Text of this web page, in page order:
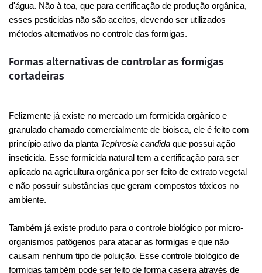
d'água. Não à toa, que para certificação de produção orgânica,
esses pesticidas não são aceitos, devendo ser utilizados
métodos alternativos no controle das formigas.
Formas alternativas de controlar as formigas
cortadeiras
Felizmente já existe no mercado um formicida orgânico e
granulado chamado comercialmente de bioisca, ele é feito com
princípio ativo da planta Tephrosia candida que possui ação
inseticida. Esse formicida natural tem a certificação para ser
aplicado na agricultura orgânica por ser feito de extrato vegetal
e não possuir substâncias que geram compostos tóxicos no
ambiente.
Também já existe produto para o controle biológico por micro-
organismos patôgenos para atacar as formigas e que não
causam nenhum tipo de poluição. Esse controle biológico de
formigas também pode ser feito de forma caseira através de